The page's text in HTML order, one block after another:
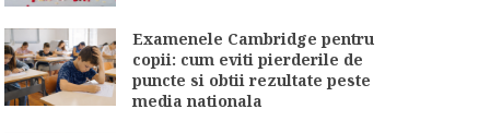
Examenele Cambridge pentru
copii: cum eviti pierderile de
puncte si obtii rezultate peste
media nationala